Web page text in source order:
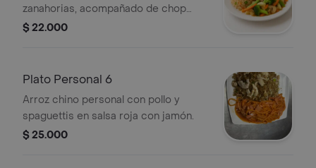
zanahorias, acompañado de chop
suey con brócoli, zanahorias y
$ 22.000
Plato Personal 6
Arroz chino personal con pollo y
spaguettis en salsa roja con jamón.
$ 25.000